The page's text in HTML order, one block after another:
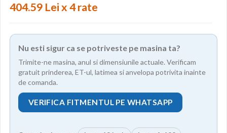
404.59 Lei x 4 rate
Nu esti sigur ca se potriveste pe masina ta?
Trimite-ne masina, anul si dimensiunile actuale. Verificam
gratuit prinderea, ET-ul, latimea si anvelopa potrivita inainte
de comanda.
VERIFICA FITMENTUL PE WHATSAPP